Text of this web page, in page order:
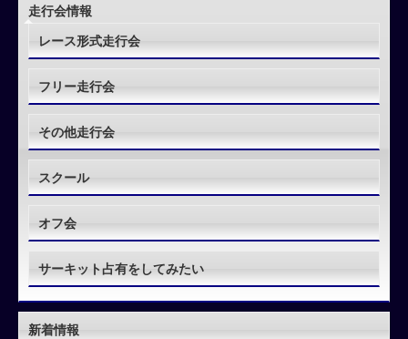
走行会情報
レース形式走行会
フリー走行会
その他走行会
スクール
オフ会
サーキット占有をしてみたい
新着情報